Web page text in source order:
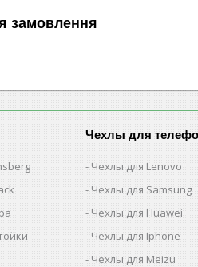
замовлення
Чехлы для
Чехлы для Lenovo
Чехлы для Samsung
Чехлы для Huawei
Чехлы для Iphone
Чехлы для Meizu